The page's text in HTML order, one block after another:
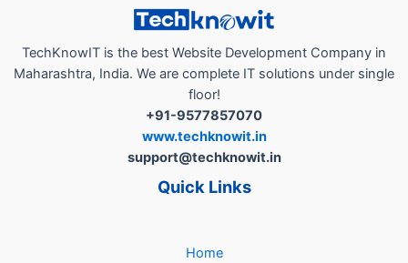
TechKnowIT is the best Website Development Company in
Maharashtra, India. We are complete IT solutions under single
floor!
+91-9577857070
www.techknowit.in
support@techknowit.in
Quick Links
Home